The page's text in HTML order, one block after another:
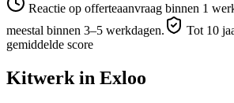
Reactie op offerteaanvraag binnen 1
meestal binnen 3–5 werkdagen.
Tot 10
gemiddelde score
Kitwerk in Exloo